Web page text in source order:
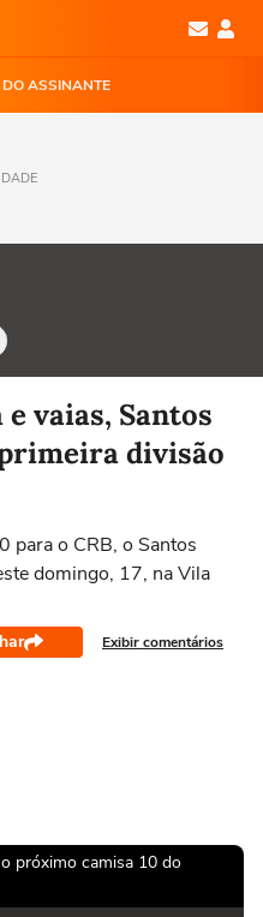
ASSINANTE
vaias, Santos
divisão
para o CRB, o Santos
domingo, 17, na Vila
Exibir comentários
próximo camisa 10 do